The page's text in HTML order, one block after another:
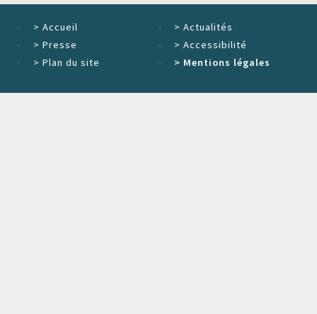
> Accueil > Actualités
> Presse > Accessibilité
> Plan du site > Mentions légales